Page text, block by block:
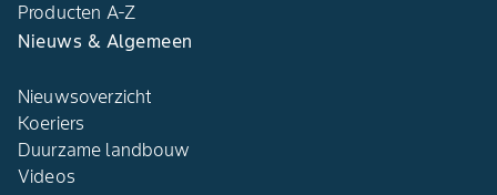
Producten A-Z
Nieuws & Algemeen
Nieuwsoverzicht
Koeriers
Duurzame landbouw
Videos